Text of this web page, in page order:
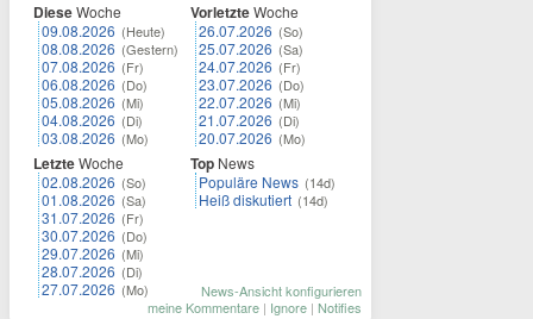
DieseWoche
09.08.2026 (Heute)
08.08.2026 (Gestern)
07.08.2026 (Fr)
06.08.2026 (Do)
05.08.2026 (Mi)
04.08.2026 (Di)
03.08.2026 (Mo)
LetzteWoche
02.08.2026 (So)
01.08.2026 (Sa)
31.07.2026 (Fr)
30.07.2026 (Do)
29.07.2026 (Mi)
28.07.2026 (Di)
27.07.2026 (Mo)
VorletzteWoche
26.07.2026 (So)
25.07.2026 (Sa)
24.07.2026 (Fr)
23.07.2026 (Do)
22.07.2026 (Mi)
21.07.2026 (Di)
20.07.2026 (Mo)
Top News
Populäre News (14d)
Heiß diskutiert (14d)
News-Ansicht konfigurieren
meine Kommentare | Ignore | Notifies